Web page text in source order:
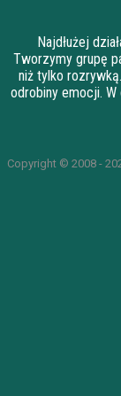
Najdłużej
Tworzymy grupę
niż tylko
odrobiny emocji. W
Copyright © 2008 -